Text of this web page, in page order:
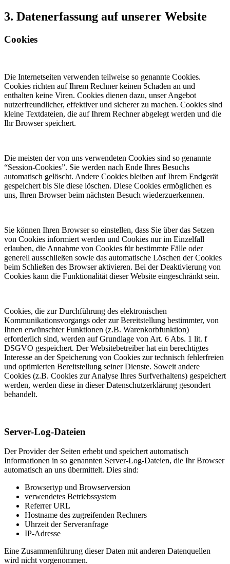
3. Datenerfassung auf unserer Website
Cookies
Die Internetseiten verwenden teilweise so genannte Cookies.
Cookies richten auf Ihrem Rechner keinen Schaden an und
enthalten keine Viren. Cookies dienen dazu, unser Angebot
nutzerfreundlicher, effektiver und sicherer zu machen. Cookies sind
kleine Textdateien, die auf Ihrem Rechner abgelegt werden und die
Ihr Browser speichert.
Die meisten der von uns verwendeten Cookies sind so genannte
“Session-Cookies”. Sie werden nach Ende Ihres Besuchs
automatisch gelöscht. Andere Cookies bleiben auf Ihrem Endgerät
gespeichert bis Sie diese löschen. Diese Cookies ermöglichen es
uns, Ihren Browser beim nächsten Besuch wiederzuerkennen.
Sie können Ihren Browser so einstellen, dass Sie über das Setzen
von Cookies informiert werden und Cookies nur im Einzelfall
erlauben, die Annahme von Cookies für bestimmte Fälle oder
generell ausschließen sowie das automatische Löschen der Cookies
beim Schließen des Browser aktivieren. Bei der Deaktivierung von
Cookies kann die Funktionalität dieser Website eingeschränkt sein.
Cookies, die zur Durchführung des elektronischen
Kommunikationsvorgangs oder zur Bereitstellung bestimmter, von
Ihnen erwünschter Funktionen (z.B. Warenkorbfunktion)
erforderlich sind, werden auf Grundlage von Art. 6 Abs. 1 lit. f
DSGVO gespeichert. Der Websitebetreiber hat ein berechtigtes
Interesse an der Speicherung von Cookies zur technisch fehlerfreien
und optimierten Bereitstellung seiner Dienste. Soweit andere
Cookies (z.B. Cookies zur Analyse Ihres Surfverhaltens) gespeichert
werden, werden diese in dieser Datenschutzerklärung gesondert
behandelt.
Server-Log-Dateien
Der Provider der Seiten erhebt und speichert automatisch
Informationen in so genannten Server-Log-Dateien, die Ihr Browser
automatisch an uns übermittelt. Dies sind:
Browsertyp und Browserversion
verwendetes Betriebssystem
Referrer URL
Hostname des zugreifenden Rechners
Uhrzeit der Serveranfrage
IP-Adresse
Eine Zusammenführung dieser Daten mit anderen Datenquellen
wird nicht vorgenommen.